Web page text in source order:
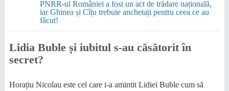
PNRR-ul României a fost un act de trădare națională,
iar Ghinea și Cîțu trebuie anchetați pentru ceea ce au
făcut!
Lidia Buble și iubitul s-au căsătorit în
secret?
Horațiu Nicolau este cel care i-a amintit Lidiei Buble cum să